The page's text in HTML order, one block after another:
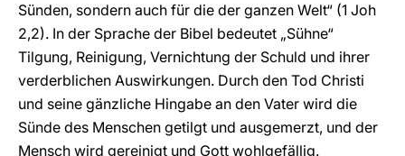
Sünden, sondern auch für die der ganzen Welt“ (1 Joh
2,2). In der Sprache der Bibel bedeutet „Sühne“
Tilgung, Reinigung, Vernichtung der Schuld und ihrer
verderblichen Auswirkungen. Durch den Tod Christi
und seine gänzliche Hingabe an den Vater wird die
Sünde des Menschen getilgt und ausgemerzt, und der
Mensch wird gereinigt und Gott wohlgefällig.